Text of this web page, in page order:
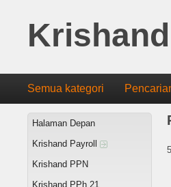
Semua kategori
Halaman Depan
Krishand Payroll
Krishand PPN
Krishand PPh 21